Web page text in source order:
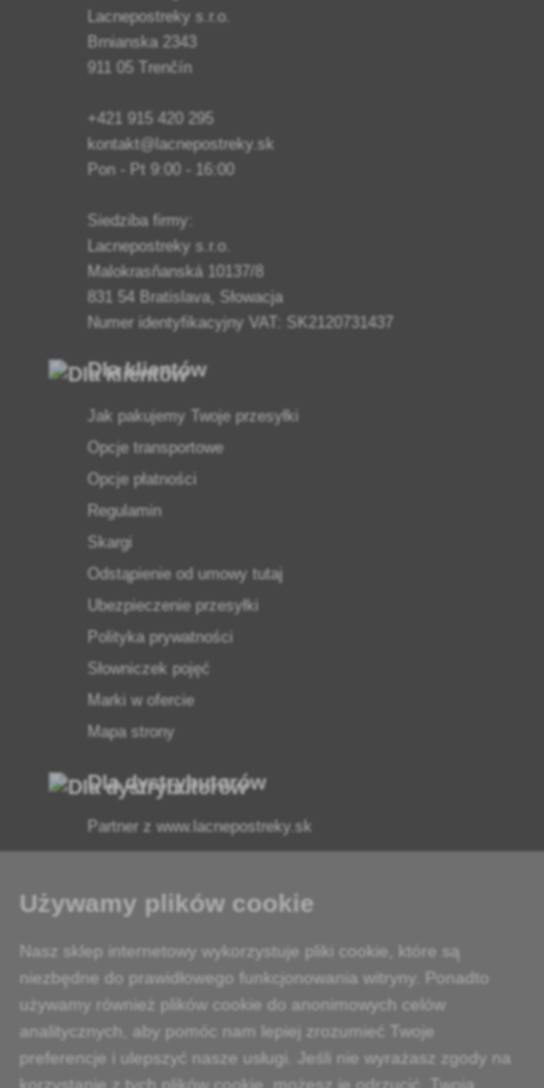
Lacnepostreky s.r.o.
Brnianska 2343
911 05 Trenčín
+421 915 420 295
kontakt@lacnepostreky.sk
Pon - Pt 9:00 - 16:00
Siedziba firmy:
Lacnepostreky s.r.o.
Malokrasňanská 10137/8
831 54 Bratislava, Słowacja
Numer identyfikacyjny VAT: SK2120731437
Dla klientów
Jak pakujemy Twoje przesyłki
Opcje transportowe
Opcje płatności
Regulamin
Skargi
Odstąpienie od umowy tutaj
Ubezpieczenie przesyłki
Polityka prywatności
Słowniczek pojęć
Marki w ofercie
Mapa strony
Dla dystrybutorów
Partner z www.lacnepostreky.sk
Zawsze służymy fachową poradą
Używamy plików cookie
Nasz sklep internetowy wykorzystuje pliki cookie, które są
niezbędne do prawidłowego funkcjonowania witryny. Ponadto
używamy również plików cookie do anonimowych celów
analitycznych, aby pomóc nam lepiej zrozumieć Twoje
preferencje i ulepszyć nasze usługi. Jeśli nie wyrażasz zgody na